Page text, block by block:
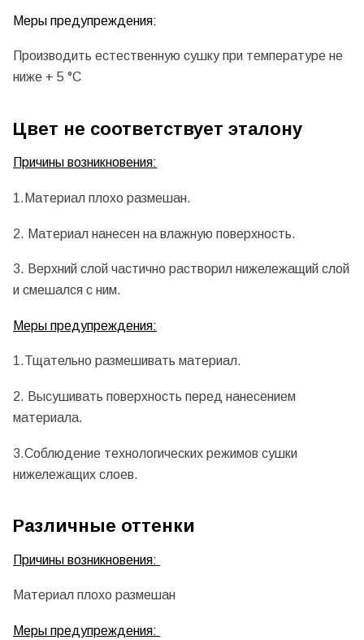
Меры предупреждения:
Производить естественную сушку при температуре не
ниже + 5 °С
Цвет не соответствует эталону
Причины возникновения:
1.Материал плохо размешан.
2. Материал нанесен на влажную поверхность.
3. Верхний слой частично растворил нижележащий слой
и смешался с ним.
Меры предупреждения:
1.Тщательно размешивать материал.
2. Высушивать поверхность перед нанесением
материала.
3.Соблюдение технологических режимов сушки
нижележащих слоев.
Различные оттенки
Причины возникновения:
Материал плохо размешан
Меры предупреждения: